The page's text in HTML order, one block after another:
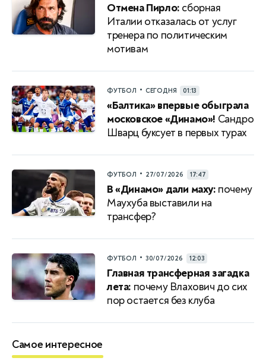
Отмена Пирло: сборная
Италии отказалась от услуг
тренера по политическим
мотивам
ФУТБОЛ • СЕГОДНЯ 01:13
«Балтика» впервые обыграла
московское «Динамо»! Сандро
Шварц буксует в первых турах
ФУТБОЛ • 27/07/2026 17:47
В «Динамо» дали маху: почему
Маухуба выставили на
трансфер?
ФУТБОЛ • 30/07/2026 12:03
Главная трансферная загадка
лета: почему Влахович до сих
пор остается без клуба
Самое интересное